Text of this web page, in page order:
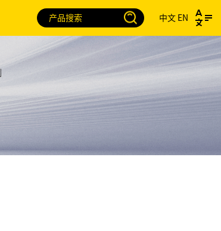
中文 EN